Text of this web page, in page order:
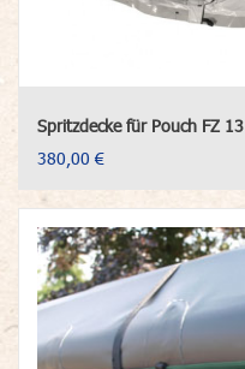
Spritzdecke für Pouch FZ 13
380,00 €